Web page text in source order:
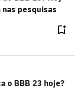
nas pesquisas
o BBB 23 hoje?